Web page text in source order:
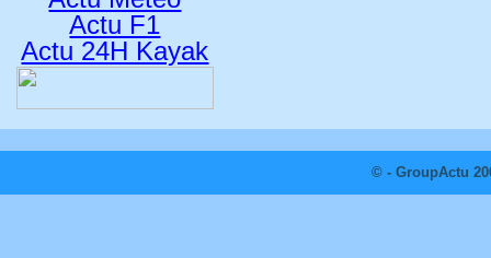
Actu F1
Actu 24H Kayak
© - GroupActu